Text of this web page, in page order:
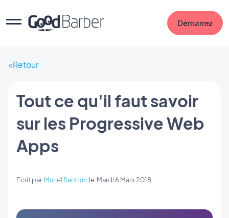
Démarrez
Retour
Tout ce qu'il faut savoir
sur les Progressive Web
Apps
Ecrit par Muriel Santoni le Mardi 6 Mars 2018